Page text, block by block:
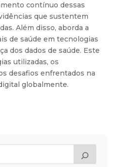
contínuo dessas
que sustentem
Além disso, aborda a
de saúde em tecnologias
dos dados de saúde. Este
utilizadas, os
desafios enfrentados na
globalmente.